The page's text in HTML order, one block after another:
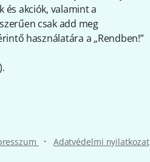
és akciók, valamint a
csak add meg
használatára a „Rendben!”
· Adatvédelmi nyilatkozat